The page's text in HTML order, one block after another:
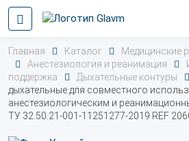
Главная Каталог
Медицинские
Анестезиология и реанимация
поддержка
Дыхательные контуры
дыхательные для совместного
анестезиологическим и
ТУ 32.50.21-001-11251277-2019 REF